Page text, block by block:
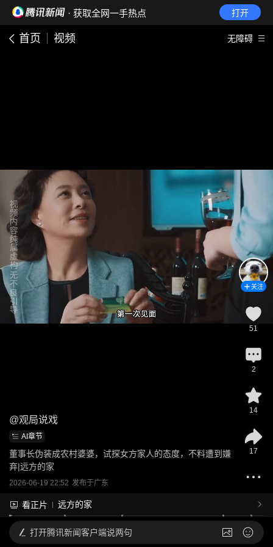
· 获取全网一手热点 打开
首页 视频 无障碍
@观局说戏
AI章节
董事长伪装成农村婆婆，试探女方家人的态度，不料遭到嫌
弃|远方的家
2026-06-19 22:52 发布于广东
看正片 远方的家
关注
51
2
14
17
打开腾讯新闻客户端说两句